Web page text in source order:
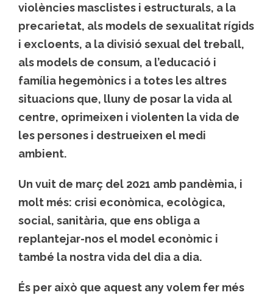
violències masclistes i estructurals, a la
precarietat, als models de sexualitat rígids
i excloents, a la divisió sexual del treball,
als models de consum, a l’educació i
família hegemònics i a totes les altres
situacions que, lluny de posar la vida al
centre, oprimeixen i violenten la vida de
les persones i destrueixen el medi
ambient.
Un vuit de març del 2021 amb pandèmia, i
molt més: crisi econòmica, ecològica,
social, sanitària, que ens obliga a
replantejar-nos el model econòmic i
també la nostra vida del dia a dia.
És per això que aquest any volem fer més